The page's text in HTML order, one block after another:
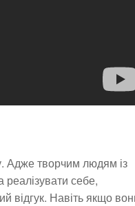
Адже творчим людям із
себе,
відгук. Навіть якщо